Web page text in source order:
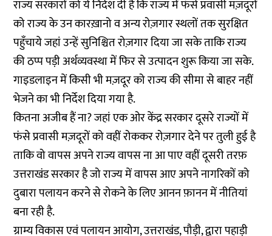
राज्य सरकारों को ये निर्देश दी है कि राज्य में फंसे प्रवासी मज़दूरों
को राज्य के उन कारख़ानो व अन्य रोज़गार स्थलों तक सुरक्षित
पहुँचाये जहां उन्हें सुनिश्चित रोज़गार दिया जा सके ताकि राज्य
की ठप्प पड़ी अर्थव्यवस्था में फिर से उत्पादन शुरू किया जा सके.
गाइडलाइन में किसी भी मज़दूर को राज्य की सीमा से बाहर नहीं
भेजने का भी निर्देश दिया गया है.
कितना अजीब हैं ना? जहां एक ओर केंद्र सरकार दूसरे राज्यों में
फंसे प्रवासी मज़दूरों को वहीं रोककर रोज़गार देने पर तुली हुई है
ताकि वो वापस अपने राज्य वापस ना आ पाए वहीं दूसरी तरफ़
उत्तराखंड सरकार है जो राज्य में वापस आए अपने नागरिकों को
दुबारा पलायन करने से रोकने के लिए आनन फ़ानन में नीतियां
बना रही है.
ग्राम्य विकास एवं पलायन आयोग, उत्तराखंड, पौड़ी, द्वारा पहाड़ी